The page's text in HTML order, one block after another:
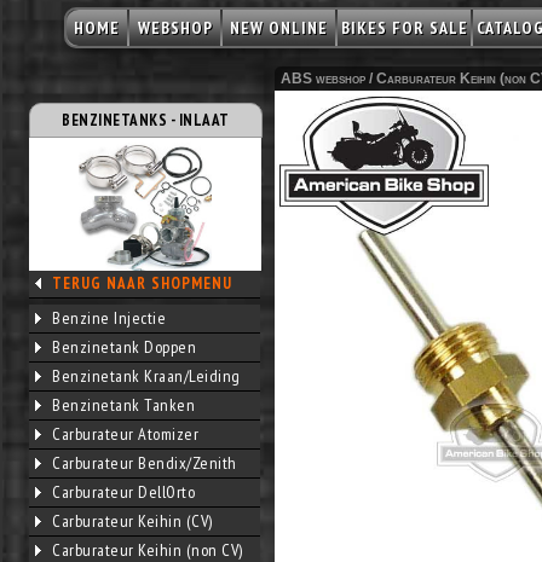
HOME WEBSHOP NEW ONLINE BIKES FOR SALE
BENZINETANKS - INLAAT
TERUG NAAR SHOPMENU
Benzine Injectie
Benzinetank Doppen
Benzinetank Kraan/Leiding
Benzinetank Tanken
Carburateur Atomizer
Carburateur Bendix/Zenith
Carburateur DellOrto
Carburateur Keihin (CV)
Carburateur Keihin (non CV)
ABS webshop / Carburateur Keihin (non